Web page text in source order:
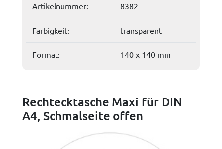
Artikelnummer: 8382
Farbigkeit: transparent
Format: 140 x 140 mm
Rechtecktasche Maxi für DIN
A4, Schmalseite offen